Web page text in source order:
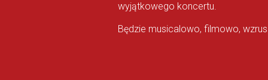
wyjątkowego koncertu.
Będzie musicalowo, filmowo,